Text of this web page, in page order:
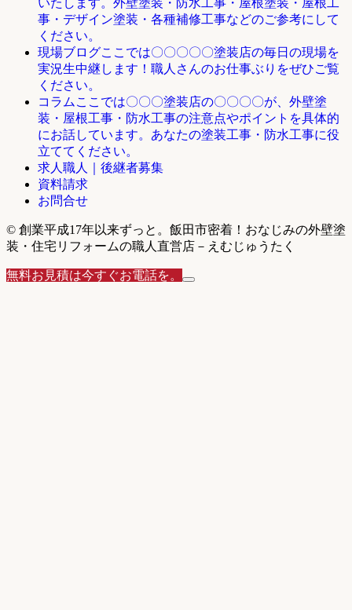
事・デザイン塗装・各種補修工事などのご参考にして
ください。
現場ブログここでは〇〇〇〇〇塗装店の毎日の現場を
実況生中継します！職人さんのお仕事ぶりをぜひご覧
ください。
コラム ここでは〇〇〇塗装店の〇〇〇〇が、外壁塗
装・屋根工事・防水工事の注意点やポイントを具体的
にお話しています。あなたの塗装工事・防水工事に役
立ててください。
求人職人｜後継者募集
資料請求
お問合せ
© 創業平成17年以来ずっと。飯田市密着！おなじみの外壁塗
装・住宅リフォームの職人直営店－えむじゅうたく
無料お見積は今すぐお電話を。